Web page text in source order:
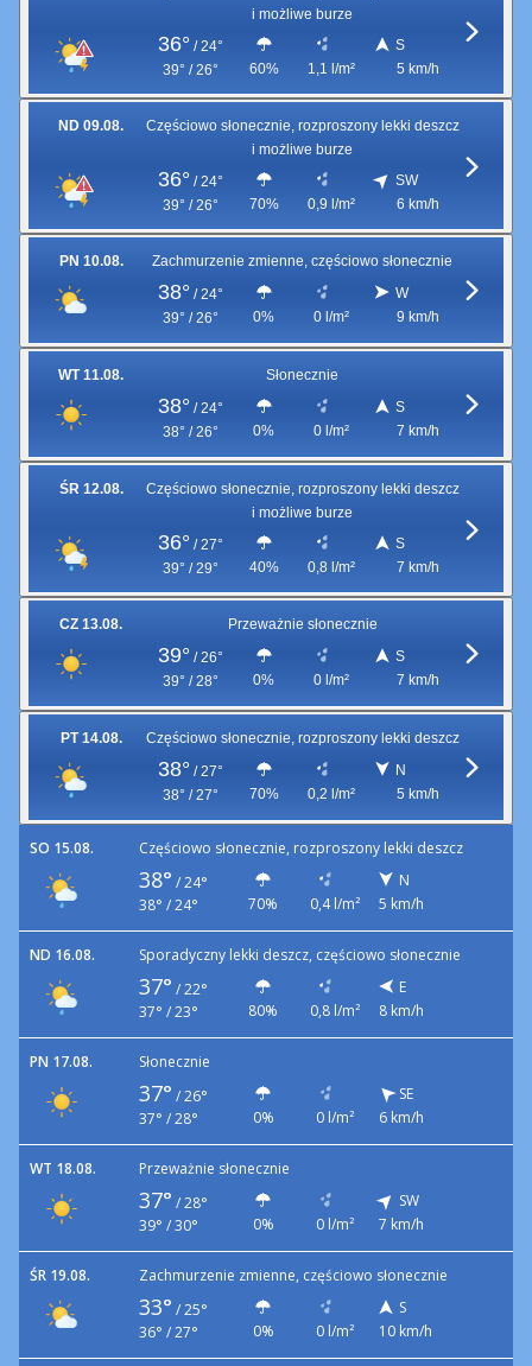
i możliwe burze
36° / 24°
39° / 26°
60% 1,1 l/m²
S
5 km/h
ND 09.08.
Częściowo słonecznie, rozproszony lekki deszcz
i możliwe burze
36° / 24°
39° / 26°
70% 0,9 l/m²
SW
6 km/h
PN 10.08. Zachmurzenie zmienne, częściowo słonecznie
38° / 24°
39° / 26°
0% 0 l/m²
W
9 km/h
WT 11.08. Słonecznie
38° / 24°
38° / 26°
0% 0 l/m²
S
7 km/h
ŚR 12.08.
Częściowo słonecznie, rozproszony lekki deszcz
i możliwe burze
36° / 27°
39° / 29°
40% 0,8 l/m²
S
7 km/h
CZ 13.08. Przeważnie słonecznie
39° / 26°
39° / 28°
0% 0 l/m²
S
7 km/h
PT 14.08. Częściowo słonecznie, rozproszony lekki deszcz
38° / 27°
38° / 27°
70% 0,2 l/m²
N
5 km/h
SO 15.08. Częściowo słonecznie, rozproszony lekki deszcz
38° / 24°
38° / 24°
70% 0,4 l/m²
N
5 km/h
ND 16.08. Sporadyczny lekki deszcz, częściowo słonecznie
37° / 22°
37° / 23°
80% 0,8 l/m²
E
8 km/h
PN 17.08. Słonecznie
37° / 26°
37° / 28°
0% 0 l/m²
SE
6 km/h
WT 18.08. Przeważnie słonecznie
37° / 28°
39° / 30°
0% 0 l/m²
SW
7 km/h
ŚR 19.08. Zachmurzenie zmienne, częściowo słonecznie
33° / 25°
36° / 27°
0% 0 l/m²
S
10 km/h